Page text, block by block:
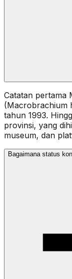
Catatan pertama
(Macrobrachium
tahun 1993.
provinsi, yang
museum, dan
Bagaimana status